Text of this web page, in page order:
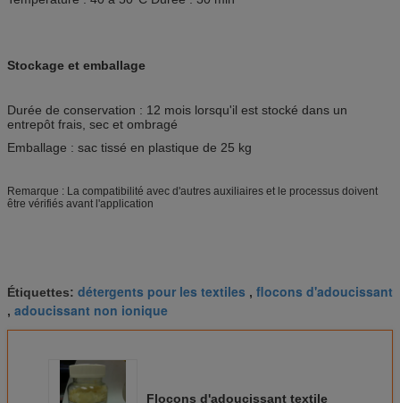
Stockage et emballage
Durée de conservation : 12 mois lorsqu'il est stocké dans un
entrepôt frais, sec et ombragé
Emballage : sac tissé en plastique de 25 kg
Remarque : La compatibilité avec d'autres auxiliaires et le processus doivent
être vérifiés avant l'application
Étiquettes: détergents pour les textiles , flocons d'adoucissant
, adoucissant non ionique
Flocons d'adoucissant textile